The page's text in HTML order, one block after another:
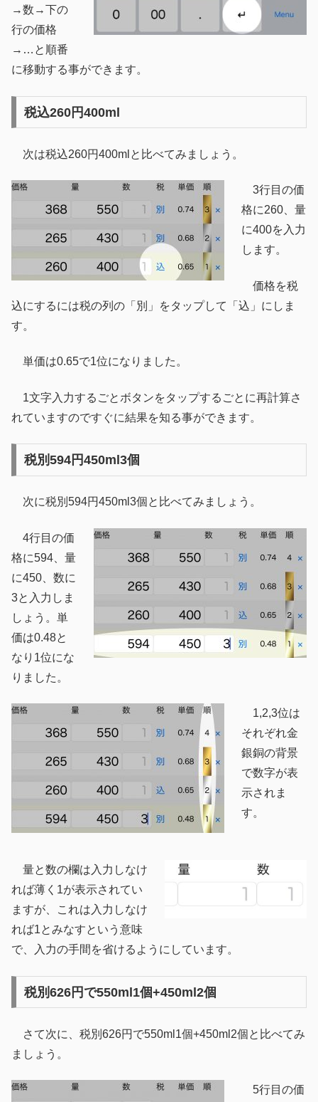
→数→下の
行の価格
→…と順番
に移動する事ができます。
税込260円400ml
次は税込260円400mlと比べてみましょう。
3行目の価
格に260、量
に400を入力
します。
価格を税
込にするには税の列の「別」をタップして「込」にしま
す。
単価は0.65で1位になりました。
1文字入力するごとボタンをタップするごとに再計算さ
れていますのですぐに結果を知る事ができます。
税別594円450ml3個
次に税別594円450ml3個と比べてみましょう。
4行目の価
格に594、量
に450、数に
3と入力しま
しょう。単
価は0.48と
なり1位にな
りました。
1,2,3位は
それぞれ金
銀銅の背景
で数字が表
示されま
す。
量と数の欄は入力しなけ
れば薄く1が表示されてい
ますが、これは入力しなけ
れば1とみなすという意味
で、入力の手間を省けるようにしています。
税別626円で550ml1個+450ml2個
さて次に、税別626円で550ml1個+450ml2個と比べてみ
ましょう。
5行目の価